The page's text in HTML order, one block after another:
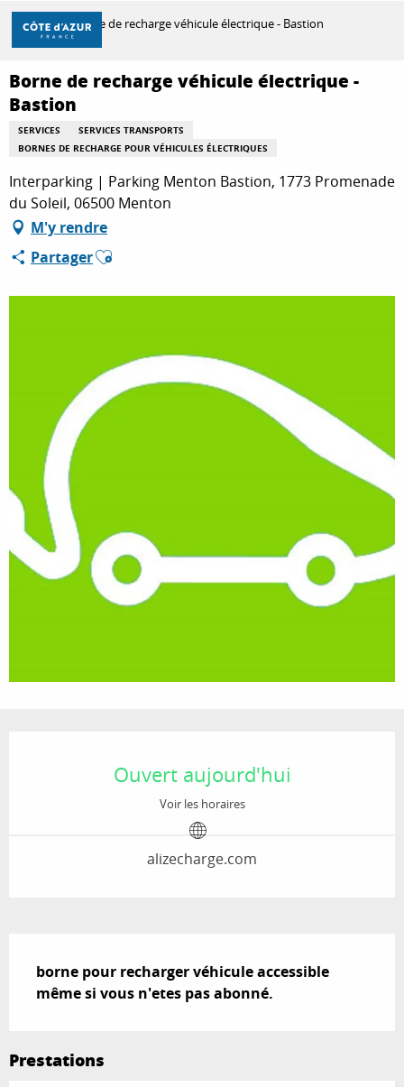
Aller
contenu
principal
DÉCOUVRIR
À FAIRE
SÉJOURNER
Accueil Borne de recharge véhicule électrique - Bastion
Borne de recharge véhicule électrique -
Bastion
SERVICES
SERVICES TRANSPORTS
BORNES DE RECHARGE POUR VÉHICULES ÉLECTRIQUES
Interparking | Parking Menton Bastion, 1773 Promenade
du Soleil, 06500 Menton
M'y rendre
PartagerAjouter aux favoris
Ouvert aujourd'hui
Voir les horaires
alizecharge.com
borne pour recharger véhicule accessible
même si vous n'etes pas abonné.
Prestations